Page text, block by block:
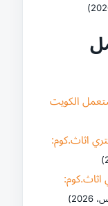
الكويت
اثاث.كوم:
اثاث.كوم: